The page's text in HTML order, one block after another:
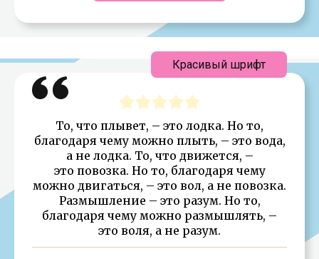
То, что плывет, – это лодка. Но то,
благодаря чему можно плыть, – это вода,
а не лодка. То, что движется, –
это повозка. Но то, благодаря чему
можно двигаться, – это вол, а не повозка.
Размышление – это разум. Но то,
благодаря чему можно размышлять, –
это воля, а не разум.
Красивый шрифт